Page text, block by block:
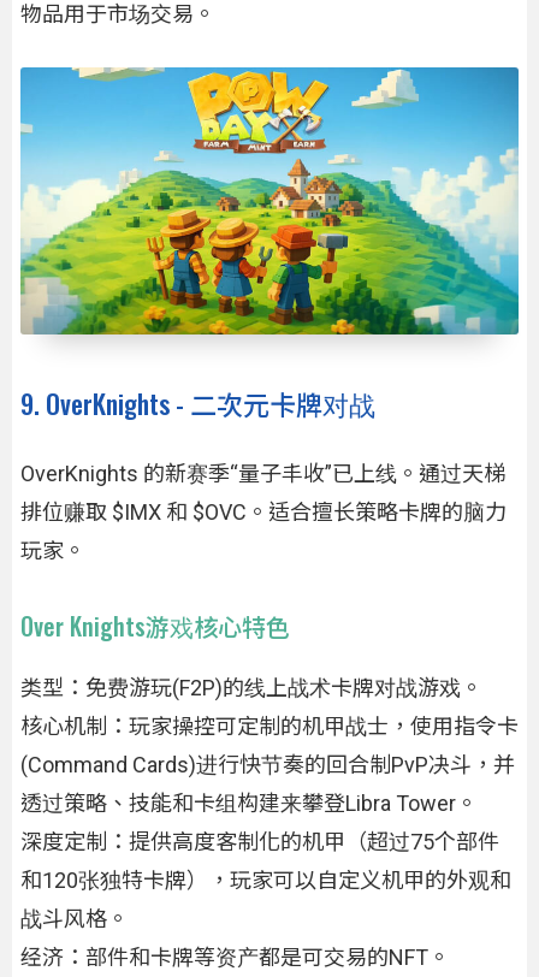
物品用于市场交易。
9. OverKnights - 二次元卡牌对战
OverKnights 的新赛季“量子丰收”已上线。通过天梯
排位赚取 $IMX 和 $OVC。适合擅长策略卡牌的脑力
玩家。
Over Knights游戏核心特色
类型：免费游玩(F2P)的线上战术卡牌对战游戏。
核心机制：玩家操控可定制的机甲战士，使用指令卡
(Command Cards)进行快节奏的回合制PvP决斗，并
透过策略、技能和卡组构建来攀登Libra Tower。
深度定制：提供高度客制化的机甲（超过75个部件
和120张独特卡牌），玩家可以自定义机甲的外观和
战斗风格。
经济：部件和卡牌等资产都是可交易的NFT。